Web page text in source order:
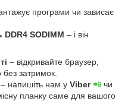
програми чи зависає
DDR4 SODIMM – і він
– відкривайте браузер,
затримок.
напишіть нам у Viber📲 чи
планку саме для вашого